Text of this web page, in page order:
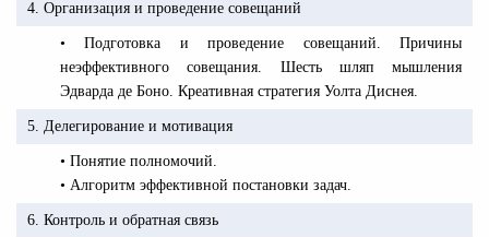
4. Организация и проведение совещаний
• Подготовка и проведение совещаний. Причины
неэффективного совещания. Шесть шляп мышления
Эдварда де Боно. Креативная стратегия Уолта Диснея.
5. Делегирование и мотивация
• Понятие полномочий.
• Алгоритм эффективной постановки задач.
6. Контроль и обратная связь